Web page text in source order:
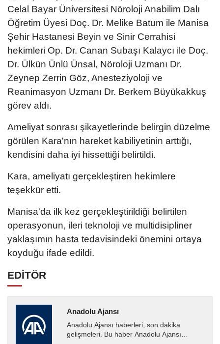
Celal Bayar Üniversitesi Nöroloji Anabilim Dalı
Öğretim Üyesi Doç. Dr. Melike Batum ile Manisa
Şehir Hastanesi Beyin ve Sinir Cerrahisi
hekimleri Op. Dr. Canan Subaşı Kalaycı ile Doç.
Dr. Ülkün Ünlü Ünsal, Nöroloji Uzmanı Dr.
Zeynep Zerrin Göz, Anesteziyoloji ve
Reanimasyon Uzmanı Dr. Berkem Büyükakkuş
görev aldı.
Ameliyat sonrası şikayetlerinde belirgin düzelme
görülen Kara'nın hareket kabiliyetinin arttığı,
kendisini daha iyi hissettiği belirtildi.
Kara, ameliyatı gerçekleştiren hekimlere
teşekkür etti.
Manisa'da ilk kez gerçekleştirildiği belirtilen
operasyonun, ileri teknoloji ve multidisipliner
yaklaşımın hasta tedavisindeki önemini ortaya
koyduğu ifade edildi.
EDİTÖR
Anadolu Ajansı
Anadolu Ajansı haberleri, son dakika
gelişmeleri. Bu haber Anadolu Ajansı